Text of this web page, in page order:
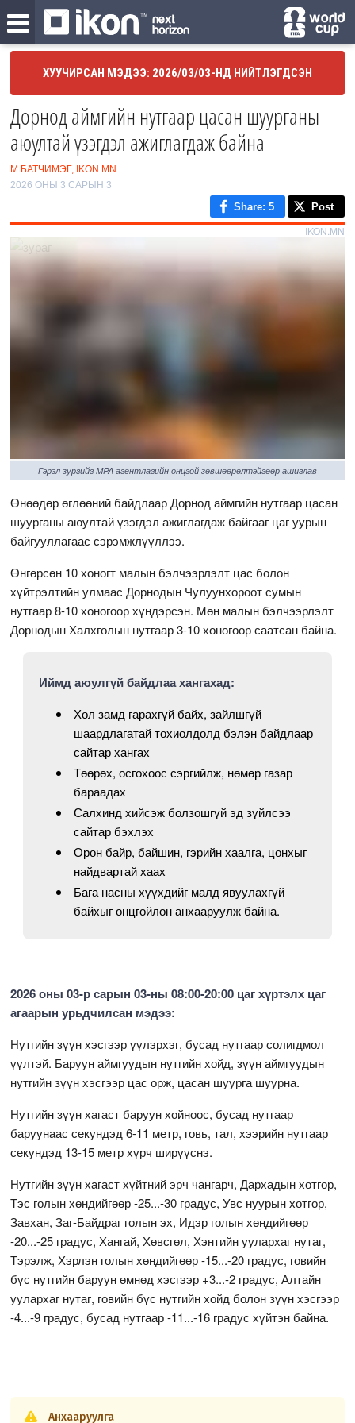
ХУУЧИРСАН МЭДЭЭ: 2026/03/03-НД НИЙТЛЭГДСЭН
Дорнод аймгийн нутгаар цасан шуурганы
аюултай үзэгдэл ажиглагдаж байна
М.БАТЧИМЭГ, IKON.MN
2026 ОНЫ 3 САРЫН 3
Share: 5 Post
IKON.MN
Гэрэл зургийг MPA агентлагийн онцгой зөвшөөрөлтэйгөөр ашиглав
Өнөөдөр өглөөний байдлаар Дорнод аймгийн нутгаар цасан
шуурганы аюултай үзэгдэл ажиглагдаж байгааг цаг уурын
байгууллагаас сэрэмжлүүллээ.
Өнгөрсөн 10 хоногт малын бэлчээрлэлт цас болон
хүйтрэлтийн улмаас Дорнодын Чулуунхороот сумын
нутгаар 8-10 хоногоор хүндэрсэн. Мөн малын бэлчээрлэлт
Дорнодын Халхголын нутгаар 3-10 хоногоор саатсан байна.
Иймд аюулгүй байдлаа хангахад:
Хол замд гарахгүй байх, зайлшгүй
шаардлагатай тохиолдолд бэлэн байдлаар
сайтар хангах
Төөрөх, осгохоос сэргийлж, нөмөр газар
бараадах
Салхинд хийсэж болзошгүй эд зүйлсээ
сайтар бэхлэх
Орон байр, байшин, гэрийн хаалга, цонхыг
найдвартай хаах
Бага насны хүүхдийг малд явуулахгүй
байхыг онцгойлон анхааруулж байна.
2026 оны 03-р сарын 03-ны 08:00-20:00 цаг хүртэлх цаг
агаарын урьдчилсан мэдээ:
Нутгийн зүүн хэсгээр үүлэрхэг, бусад нутгаар солигдмол
үүлтэй. Баруун аймгуудын нутгийн хойд, зүүн аймгуудын
нутгийн зүүн хэсгээр цас орж, цасан шуурга шуурна.
Нутгийн зүүн хагаст баруун хойноос, бусад нутгаар
баруунаас секундэд 6-11 метр, говь, тал, хээрийн нутгаар
секундэд 13-15 метр хүрч ширүүснэ.
Нутгийн зүүн хагаст хүйтний эрч чангарч, Дархадын хотгор,
Тэс голын хөндийгөөр -25...-30 градус, Увс нуурын хотгор,
Завхан, Заг-Байдраг голын эх, Идэр голын хөндийгөөр
-20...-25 градус, Хангай, Хөвсгөл, Хэнтийн уулархаг нутаг,
Тэрэлж, Хэрлэн голын хөндийгөөр -15...-20 градус, говийн
бүс нутгийн баруун өмнөд хэсгээр +3...-2 градус, Алтайн
уулархаг нутаг, говийн бүс нутгийн хойд болон зүүн хэсгээр
-4...-9 градус, бусад нутгаар -11...-16 градус хүйтэн байна.
Анхааруулга